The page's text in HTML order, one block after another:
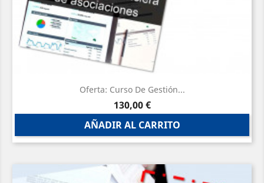
Oferta: Curso De Gestión...
Precio
130,00 €
AÑADIR AL CARRITO